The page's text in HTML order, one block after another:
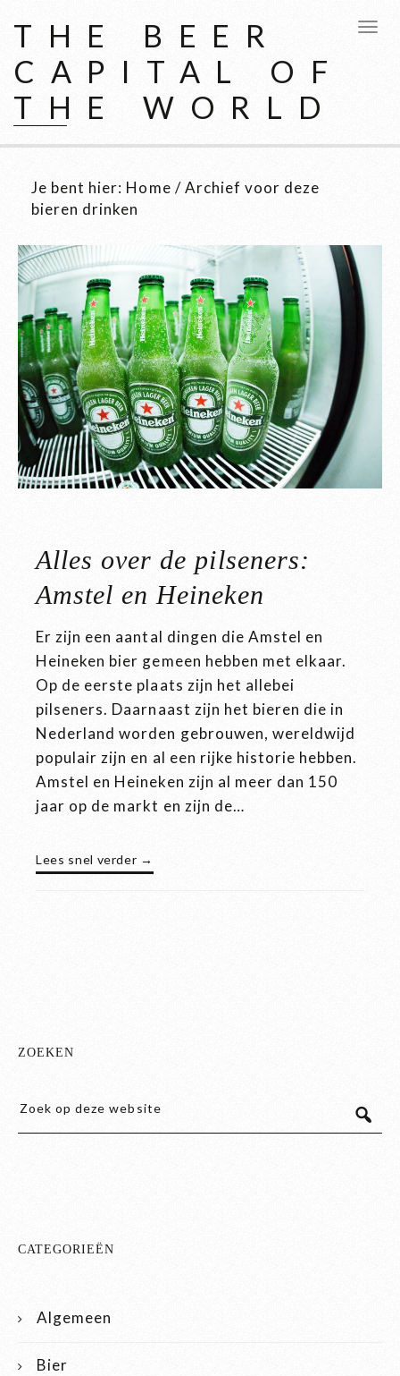
THE BEER
CAPITAL OF
THE WORLD
Je bent hier: Home /Archief voor deze
bieren drinken
Alles over de pilseners:
Amstel en Heineken
Er zijn een aantal dingen die Amstel en
Heineken bier gemeen hebben met elkaar.
Op de eerste plaats zijn het allebei
pilseners. Daarnaast zijn het bieren die in
Nederland worden gebrouwen, wereldwijd
populair zijn en al een rijke historie hebben.
Amstel en Heineken zijn al meer dan 150
jaar op de markt en zijn de…
Lees snel verder →
ZOEKEN
CATEGORIEËN
Algemeen
Bier